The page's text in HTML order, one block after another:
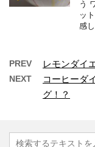
う
ッ
感
PREV レモンダイ
NEXT
コーヒーダ
グ！？